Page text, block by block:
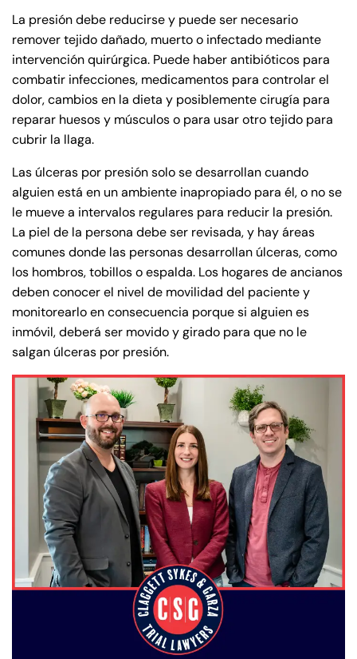
La presión debe reducirse y puede ser necesario
remover tejido dañado, muerto o infectado mediante
intervención quirúrgica. Puede haber antibióticos para
combatir infecciones, medicamentos para controlar el
dolor, cambios en la dieta y posiblemente cirugía para
reparar huesos y músculos o para usar otro tejido para
cubrir la llaga.
Las úlceras por presión solo se desarrollan cuando
alguien está en un ambiente inapropiado para él, o no se
le mueve a intervalos regulares para reducir la presión.
La piel de la persona debe ser revisada, y hay áreas
comunes donde las personas desarrollan úlceras, como
los hombros, tobillos o espalda. Los hogares de ancianos
deben conocer el nivel de movilidad del paciente y
monitorearlo en consecuencia porque si alguien es
inmóvil, deberá ser movido y girado para que no le
salgan úlceras por presión.
Thursday
8:30 AM – 5:00
PM
Friday
8:30 AM – 5:00
PM
Saturday
Closed
Sunday
Thursday
8:30 AM – 5:00
PM
Friday
8:30 AM – 5:00
PM
Saturday
Closed
Sunday